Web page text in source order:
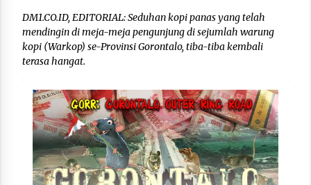
DM1.CO.ID, EDITORIAL: Seduhan kopi panas yang telah
mendingin di meja-meja pengunjung di sejumlah warung
kopi (Warkop) se-Provinsi Gorontalo, tiba-tiba kembali
terasa hangat.